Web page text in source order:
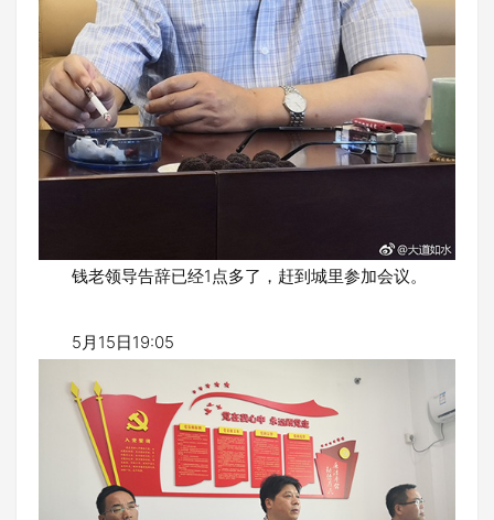
钱老领导告辞已经1点多了，赶到城里参加会议。
5月15日19:05